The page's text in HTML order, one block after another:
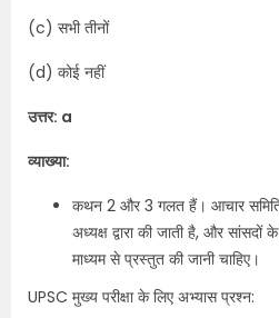
(c) सभी तीनों
(d) कोई नहीं
उत्तर: a
व्याख्या:
कथन 2 और 3 गलत हैं। आचार
अध्यक्ष द्वारा की जाती है, और
माध्यम से प्रस्तुत की जानी चाहिए।
UPSC मुख्य परीक्षा के लिए अभ्यास प्रश्न: